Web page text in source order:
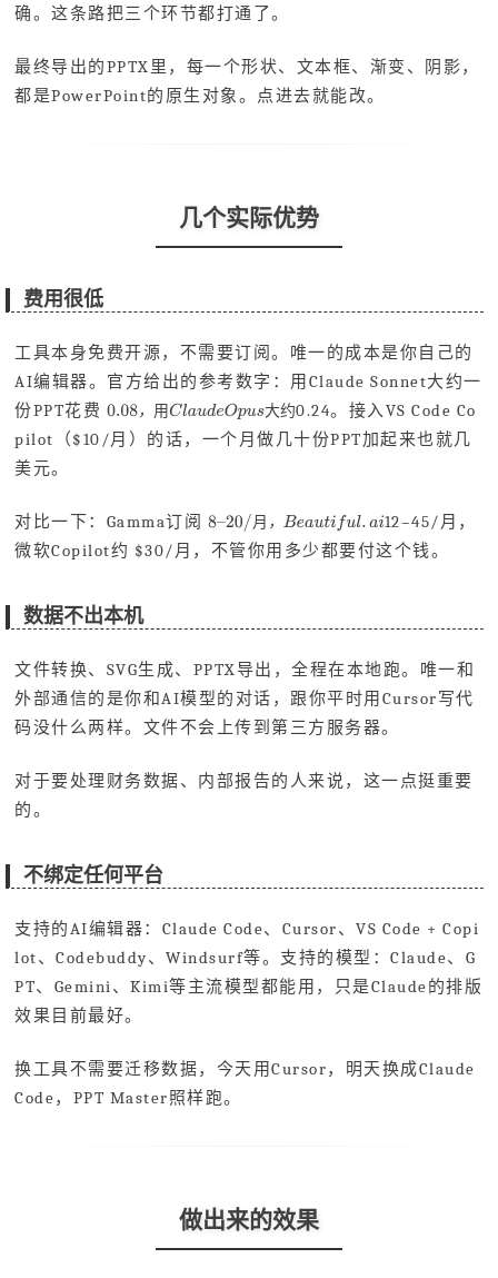
确。这条路把三个环节都打通了。
最终导出的PPTX里，每一个形状、文本框、渐变、阴影，
都是PowerPoint的原生对象。点进去就能改。
几个实际优势
费用很低
工具本身免费开源，不需要订阅。唯一的成本是你自己的
AI编辑器。官方给出的参考数字：用Claude Sonnet大约一
份PPT花费
， 用 大约0.24。接入VS Code Co
pilot（$10/月）的话，一个月做几十份PPT加起来也就几
美元。
对比一下：Gamma订阅 月 ，
12–45/月，
微软Copilot约 $30/月，不管你用多少都要付这个钱。
数据不出本机
文件转换、SVG生成、PPTX导出，全程在本地跑。唯一和
外部通信的是你和AI模型的对话，跟你平时用Cursor写代
码没什么两样。文件不会上传到第三方服务器。
对于要处理财务数据、内部报告的人来说，这一点挺重要
的。
不绑定任何平台
支持的AI编辑器：Claude Code、Cursor、VS Code + Copi
lot、Codebuddy、Windsurf等。支持的模型：Claude、G
PT、Gemini、Kimi等主流模型都能用，只是Claude的排版
效果目前最好。
换工具不需要迁移数据，今天用Cursor，明天换成Claude
Code，PPT Master照样跑。
做出来的效果